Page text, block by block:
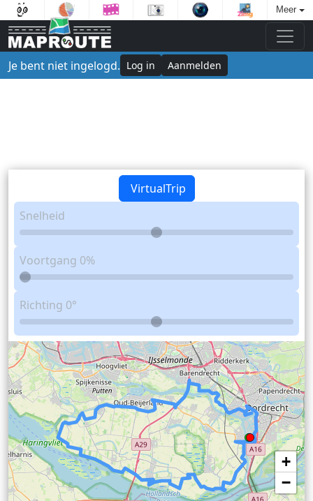
Meer
Je bent niet ingelogd. Log in Aanmelden
VirtualTrip
Snelheid
Voortgang 0%
Richting 0°
+
−